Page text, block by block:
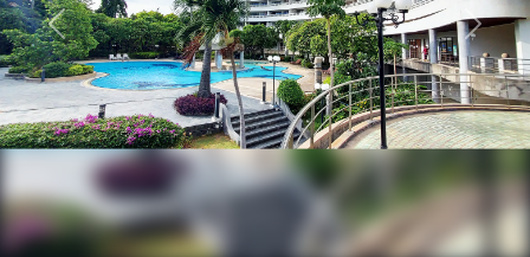
ก่อนหน้า ถัดไป